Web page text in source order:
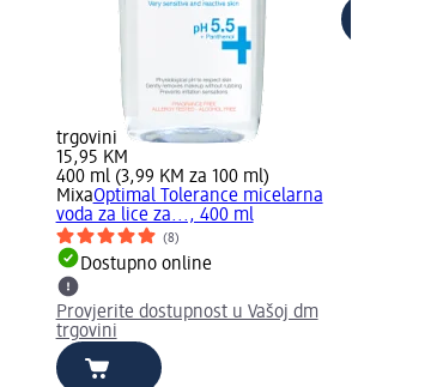
trgovini
15,95 KM
400 ml (3,99 KM za 100 ml)
MixaOptimal Tolerance micelarna
voda za lice za..., 400 ml
(8)
Dostupno online
Provjerite dostupnost u Vašoj dm
trgovini